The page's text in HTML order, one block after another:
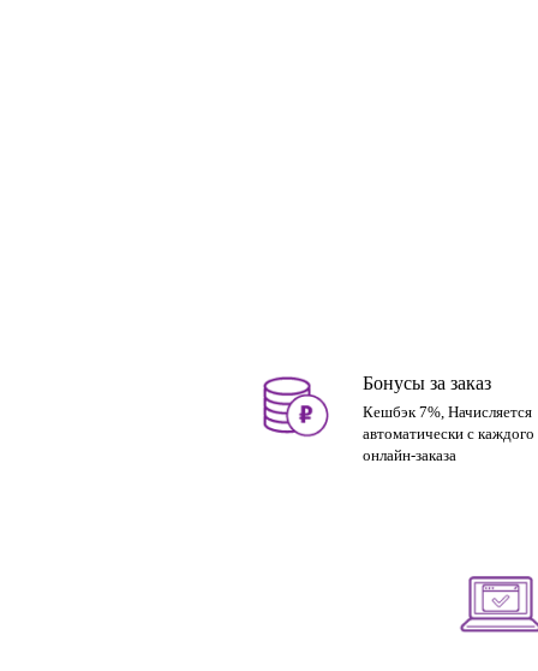
Бонусы за заказ
Кешбэк 7%, Начисляется
автоматически с каждого
онлайн-заказа